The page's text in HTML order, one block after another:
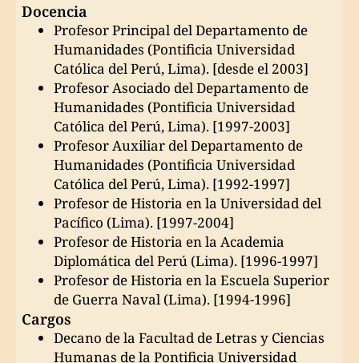
Docencia
Profesor Principal del Departamento de
Humanidades (Pontificia Universidad
Católica del Perú, Lima). [desde el 2003]
Profesor Asociado del Departamento de
Humanidades (Pontificia Universidad
Católica del Perú, Lima). [1997-2003]
Profesor Auxiliar del Departamento de
Humanidades (Pontificia Universidad
Católica del Perú, Lima). [1992-1997]
Profesor de Historia en la Universidad del
Pacífico (Lima). [1997-2004]
Profesor de Historia en la Academia
Diplomática del Perú (Lima). [1996-1997]
Profesor de Historia en la Escuela Superior
de Guerra Naval (Lima). [1994-1996]
Cargos
Decano de la Facultad de Letras y Ciencias
Humanas de la Pontificia Universidad